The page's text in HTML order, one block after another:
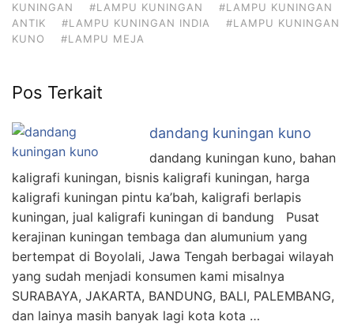
KUNINGAN
#LAMPU KUNINGAN
#LAMPU KUNINGAN
ANTIK
#LAMPU KUNINGAN INDIA
#LAMPU KUNINGAN
KUNO
#LAMPU MEJA
Pos Terkait
dandang kuningan kuno
dandang kuningan kuno, bahan
kaligrafi kuningan, bisnis kaligrafi kuningan, harga
kaligrafi kuningan pintu ka’bah, kaligrafi berlapis
kuningan, jual kaligrafi kuningan di bandung Pusat
kerajinan kuningan tembaga dan alumunium yang
bertempat di Boyolali, Jawa Tengah berbagai wilayah
yang sudah menjadi konsumen kami misalnya
SURABAYA, JAKARTA, BANDUNG, BALI, PALEMBANG,
dan lainya masih banyak lagi kota kota …